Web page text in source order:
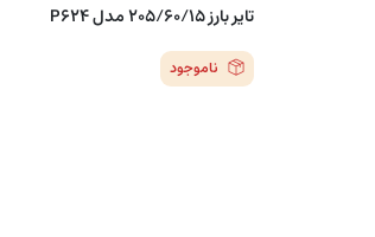
تایر بارز 205/60/15 مدل P624
ناموجود